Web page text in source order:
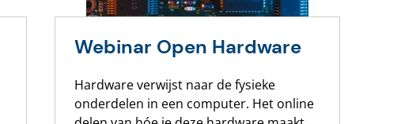
Webinar Open Hardware
Hardware verwijst naar de fysieke
onderdelen in een computer. Het online